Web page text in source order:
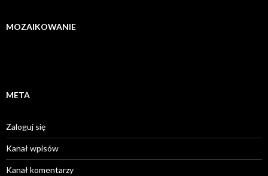
MOZAIKOWANIE
META
Zaloguj się
Kanał wpisów
Kanał komentarzy